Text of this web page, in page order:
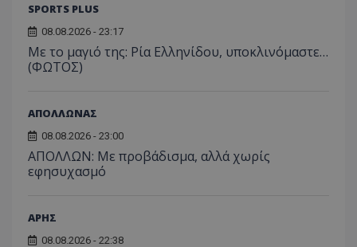
SPORTS PLUS
08.08.2026 - 23:17
Με το μαγιό της: Ρία Ελληνίδου, υποκλινόμαστε…
(ΦΩΤΟΣ)
ΑΠΟΛΛΩΝΑΣ
08.08.2026 - 23:00
ΑΠΟΛΛΩΝ: Με προβάδισμα, αλλά χωρίς
εφησυχασμό
ΑΡΗΣ
08.08.2026 - 22:38